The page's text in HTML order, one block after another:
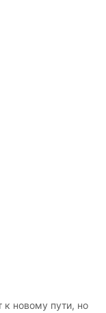
новому пути, но